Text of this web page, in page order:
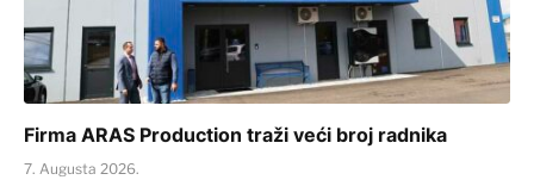
Firma ARAS Production traži veći broj radnika
7. Augusta 2026.